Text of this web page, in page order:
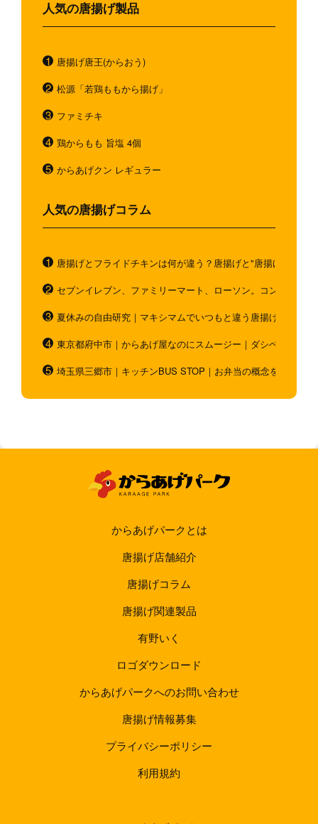
人気の唐揚げ製品
唐揚げ唐王(からおう)
松源「若鶏ももから揚げ」
ファミチキ
鶏からもも 旨塩 4個
からあげクン レギュラー
人気の唐揚げコラム
唐揚げとフライドチキンは何が違う？唐揚げと"唐揚げと似て
セブンイレブン、ファミリーマート、ローソン。コンビニの
夏休みの自由研究｜マキシマムでいつもと違う唐揚げを作ろう
東京都府中市｜からあげ屋なのにスムージー｜ダシベース唐
埼玉県三郷市｜キッチンBUS STOP｜お弁当の概念を超越！
からあげパークとは
唐揚げ店舗紹介
唐揚げコラム
唐揚げ関連製品
有野いく
ロゴダウンロード
からあげパークへのお問い合わせ
唐揚げ情報募集
プライバシーポリシー
利用規約